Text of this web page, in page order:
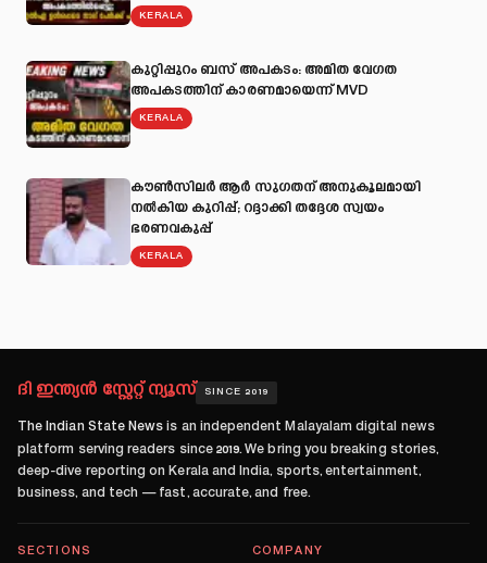
KERALA
കുറ്റിപ്പുറം ബസ് അപകടം: അമിത വേഗത
അപകടത്തിന് കാരണമായെന്ന് MVD
KERALA
കൗൺസിലർ ആർ സുഗതന് അനുകൂലമായി
നല്‍കിയ കുറിപ്പ്; റദ്ദാക്കി തദ്ദേശ സ്വയം
ഭരണവകുപ്പ്
KERALA
ദി ഇന്ത്യൻ സ്റ്റേറ്റ് ന്യൂസ് SINCE 2019
The Indian State News is an independent Malayalam digital news
platform serving readers since 2019. We bring you breaking stories,
deep-dive reporting on Kerala and India, sports, entertainment,
business, and tech — fast, accurate, and free.
SECTIONS COMPANY